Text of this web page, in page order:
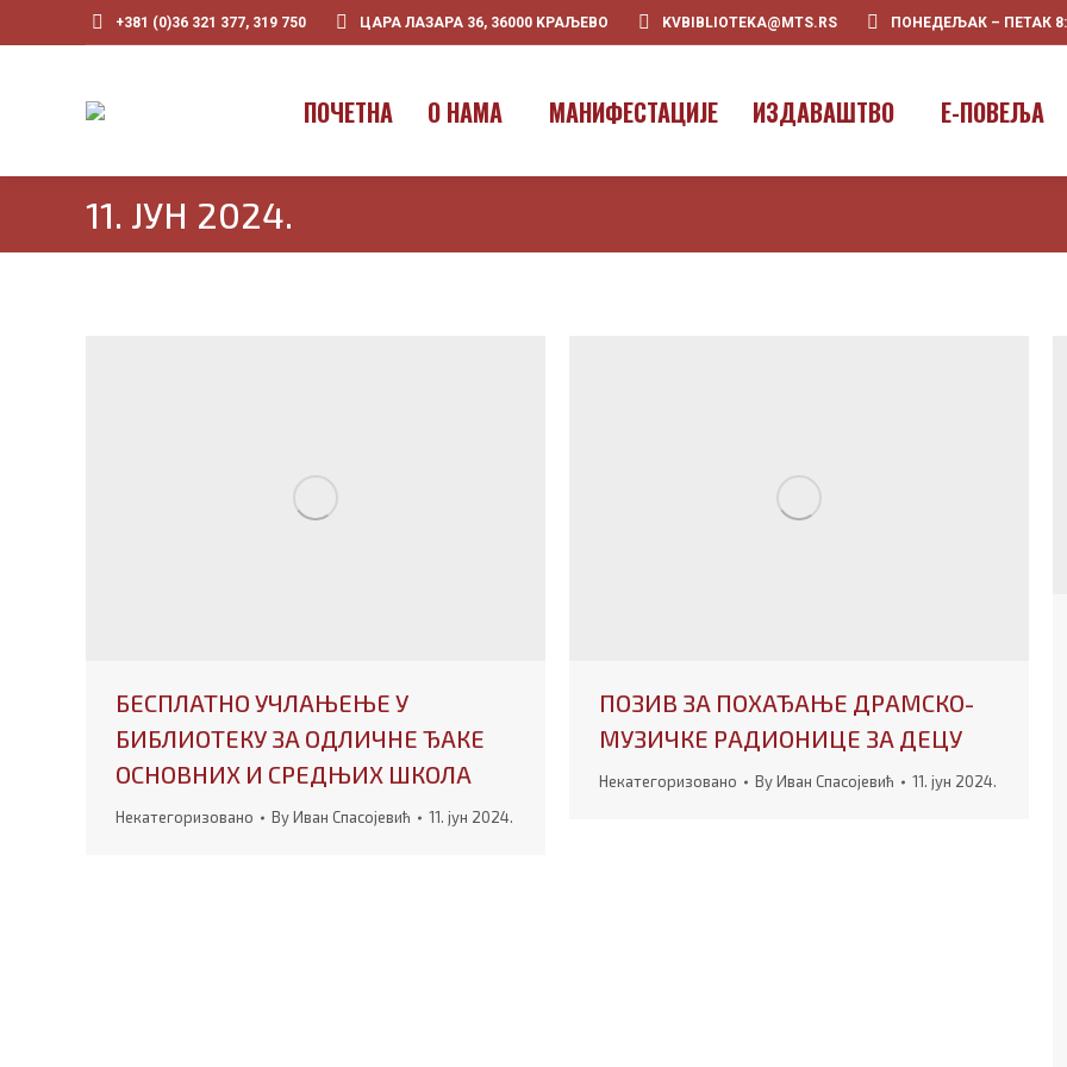
+381 (0)36 321 377, 319 750 ЦАРА ЛАЗАРА 36, 36000 KРАЉЕВО KVBIBLIOTEKA@MTS.RS ПОНЕДЕЉАК – ПЕТАК
ПOЧЕТНА О НАМА МАНИФЕСТАЦИЈЕ ИЗДАВАШТВО E-ПОВЕЉА
11. ЈУН 2024.
БЕСПЛАТНО УЧЛАЊЕЊЕ У
БИБЛИОТЕКУ ЗА ОДЛИЧНЕ ЂАКЕ
ОСНОВНИХ И СРЕДЊИХ ШКОЛА
Некатегоризовано ByИван Спасојевић 11. јун 2024.
ПОЗИВ ЗА ПОХАЂАЊЕ ДРАМСКО-
МУЗИЧКЕ РАДИОНИЦЕ ЗА ДЕЦУ
Некатегоризовано ByИван Спасојевић 11. јун 2024.
ПOЧЕТНА О НАМА